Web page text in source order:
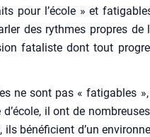
pour l’école » et
des rythmes propres de
fata­liste dont tout
ne sont pas « fati­gables
il ont de
béné­fi­cient d’un